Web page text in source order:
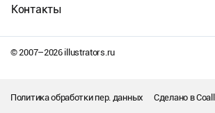
© 2007–2026illustrators.ru
Контакты
Политика обработки пер. данных Сделано в